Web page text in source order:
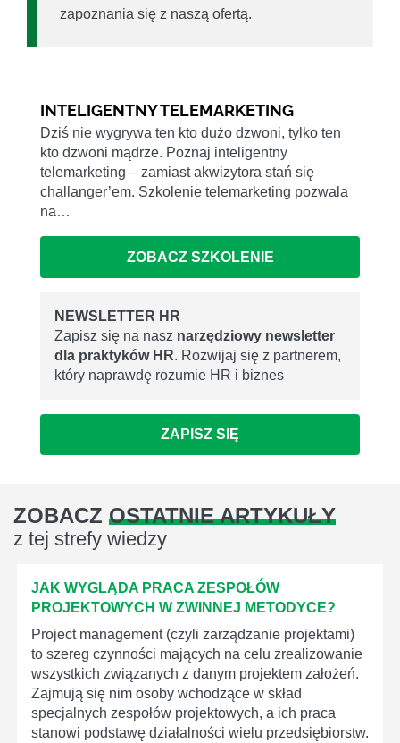
zapoznania się z naszą ofertą.
INTELIGENTNY TELEMARKETING
Dziś nie wygrywa ten kto dużo dzwoni, tylko ten
kto dzwoni mądrze. Poznaj inteligentny
telemarketing – zamiast akwizytora stań się
challanger’em. Szkolenie telemarketing pozwala
na…
ZOBACZ SZKOLENIE
NEWSLETTER HR
Zapisz się na nasz narzędziowy newsletter
dla praktyków HR. Rozwijaj się z partnerem,
który naprawdę rozumie HR i biznes
ZAPISZ SIĘ
ZOBACZ OSTATNIE ARTYKUŁY
z tej strefy wiedzy
JAK WYGLĄDA PRACA ZESPOŁÓW
PROJEKTOWYCH W ZWINNEJ METODYCE?
Project management (czyli zarządzanie projektami)
to szereg czynności mających na celu zrealizowanie
wszystkich związanych z danym projektem założeń.
Zajmują się nim osoby wchodzące w skład
specjalnych zespołów projektowych, a ich praca
stanowi podstawę działalności wielu przedsiębiorstw.